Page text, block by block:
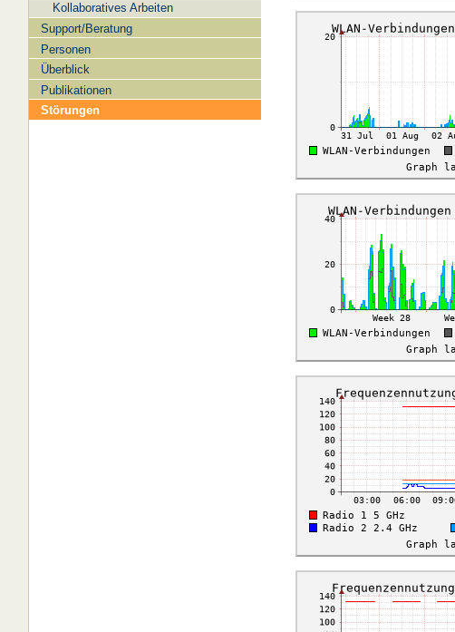
Kollaboratives Arbeiten
Support/Beratung
Personen
Überblick
Publikationen
Störungen